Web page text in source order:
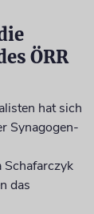
ÖRR
hat sich
Synagogen-
das